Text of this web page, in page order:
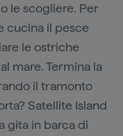
le scogliere. Per
cucina il pesce
le ostriche
mare. Termina la
il tramonto
Satellite Island
gita in barca di